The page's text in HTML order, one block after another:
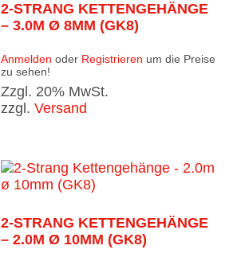
2-STRANG KETTENGEHÄNGE
– 3.0M Ø 8MM (GK8)
Anmelden oder Registrieren um die Preise
zu sehen!
Zzgl. 20% MwSt.
zzgl.Versand
2-STRANG KETTENGEHÄNGE
– 2.0M Ø 10MM (GK8)